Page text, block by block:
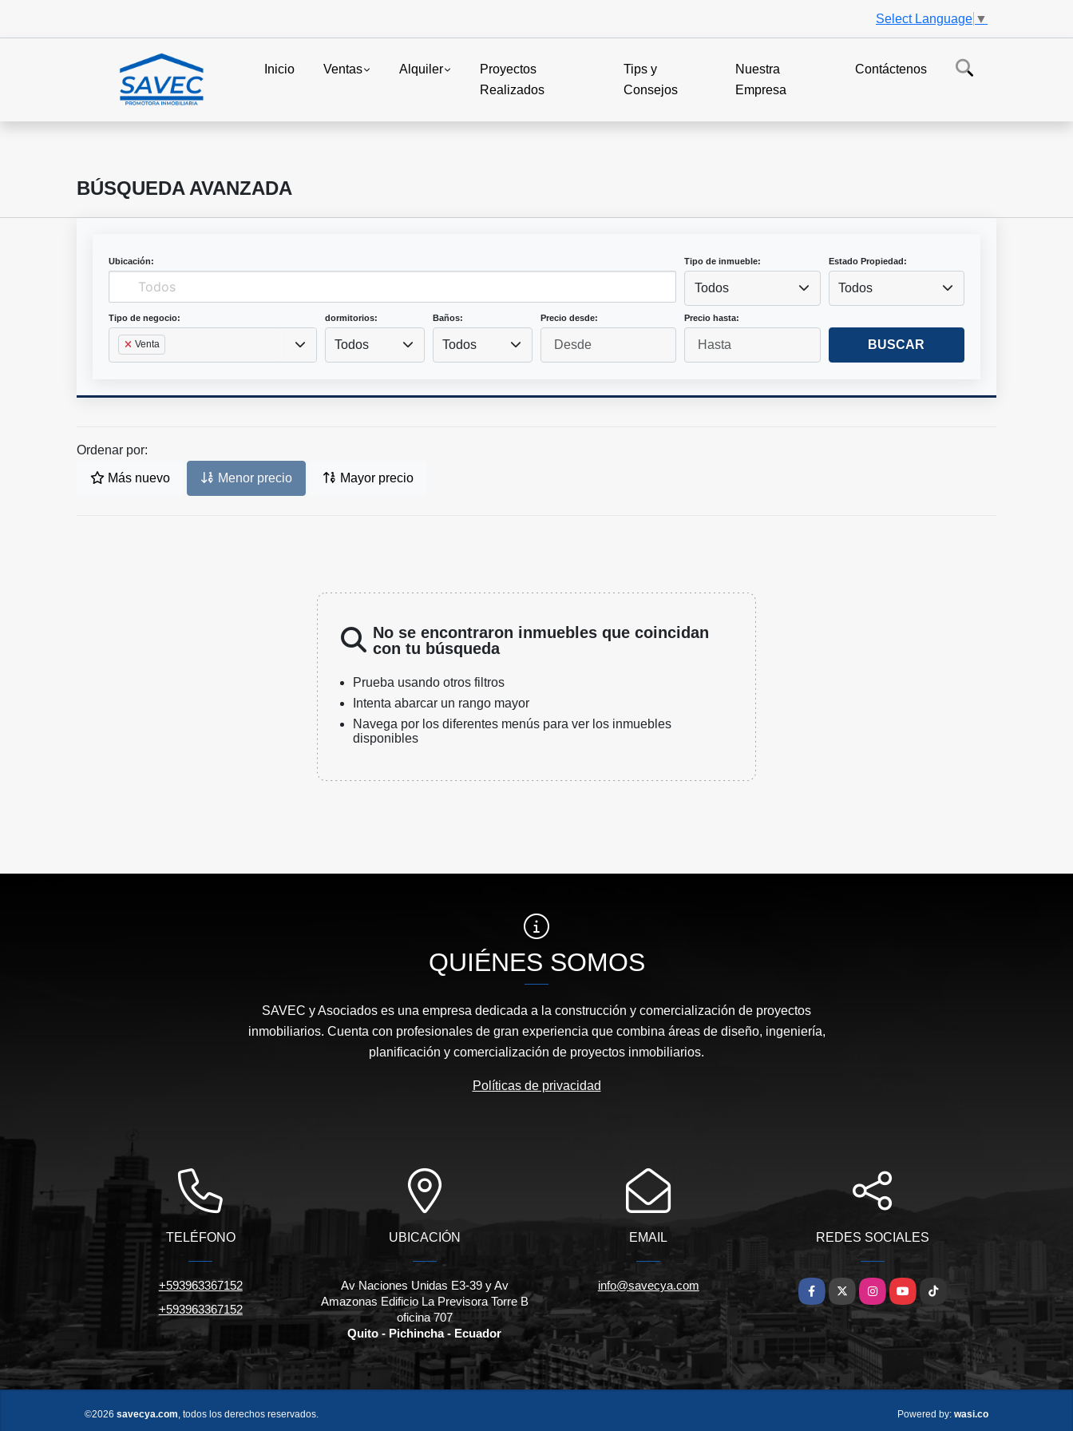
Select Language ▼
Inicio Ventas Alquiler
Proyectos
Realizados
Tips y
Consejos
Nuestra
Empresa
Contáctenos
BÚSQUEDA AVANZADA
Ubicación: Tipo de inmueble:
Todos
Estado Propiedad:
Todos
Tipo de negocio:
Venta
dormitorios:
Todos
Baños:
Todos
Precio desde: Precio hasta:
BUSCAR
Ordenar por:
Más nuevo Menor precio Mayor precio
No se encontraron inmuebles que coincidan
con tu búsqueda
Prueba usando otros filtros
Intenta abarcar un rango mayor
Navega por los diferentes menús para ver los inmuebles
disponibles
QUIÉNES SOMOS
SAVEC y Asociados es una empresa dedicada a la construcción y comercialización de proyectos
inmobiliarios. Cuenta con profesionales de gran experiencia que combina áreas de diseño, ingeniería,
planificación y comercialización de proyectos inmobiliarios.
Políticas de privacidad
TELÉFONO
+593963367152
+593963367152
UBICACIÓN
Av Naciones Unidas E3-39 y Av
Amazonas Edificio La Previsora Torre B
oficina 707
Quito - Pichincha - Ecuador
EMAIL
info@savecya.com
REDES SOCIALES
Facebook
X InstagramYouTube
TikTok
©2026 savecya.com , todos los derechos reservados. Powered by: wasi.co